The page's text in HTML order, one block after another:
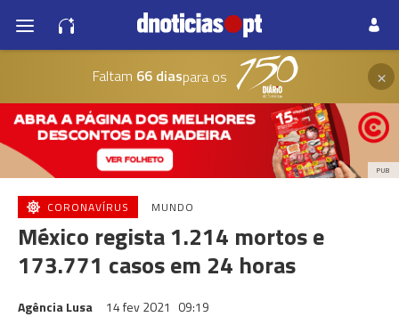
Faltam 66 diaspara os ×
PUB
CORONAVÍRUS MUNDO
México regista 1.214 mortos e
173.771 casos em 24 horas
Agência Lusa 14 fev 2021 09:19